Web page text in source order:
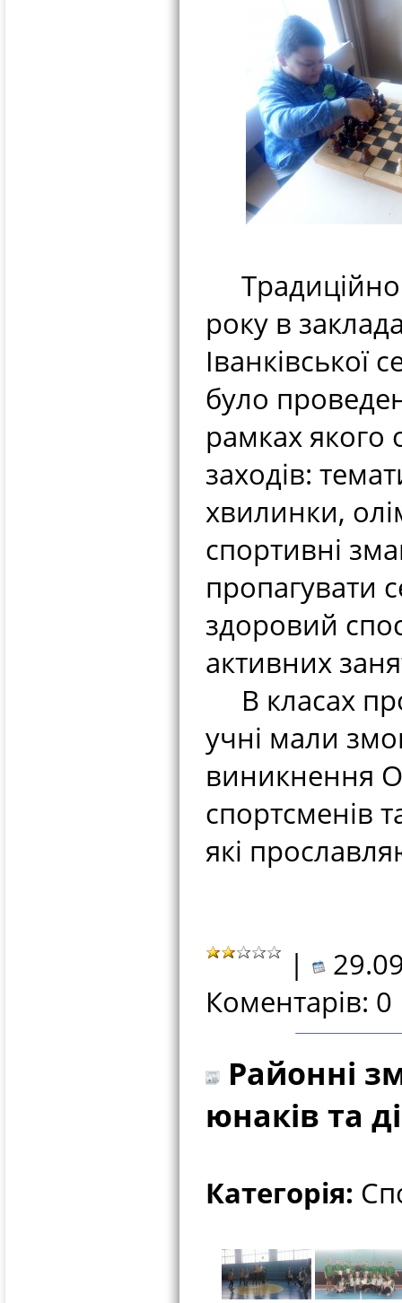
Традиційно
року в
Іванківської
було
рамках якого
заходів:
хвилинки,
спортивні
пропагувати
здоровий
активних
В класах
учні мали
виникнення
спортсменів
які
|
Коментарів:
Районні
юнаків та
Категорія: